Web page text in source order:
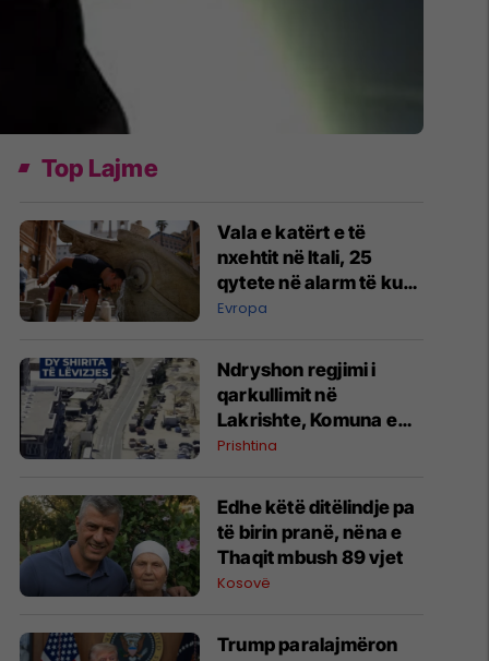
Top Lajme
Vala e katërt e të
nxehtit në Itali, 25
qytete në alarm të kuq
- probleme me
Evropa
Ndryshon regjimi i
qarkullimit në
Lakrishte, Komuna e
Prishtinës ofron
Prishtina
Edhe këtë ditëlindje pa
të birin pranë, nëna e
Thaqit mbush 89 vjet
Kosovë
Trump paralajmëron